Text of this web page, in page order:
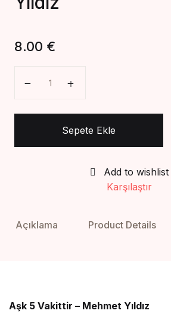
8.00 €
Sepete Ekle
Add to wishlist
Karşılaştır
Açıklama Product Details
Aşk 5 Vakittir – Mehmet Yıldız